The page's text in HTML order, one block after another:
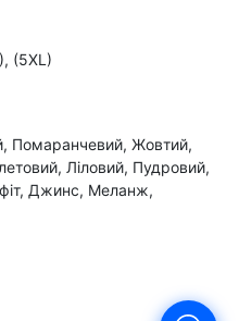
(5XL)
Помаранчевий, Жовтий,
Ліловий, Пудровий,
Джинс, Меланж,